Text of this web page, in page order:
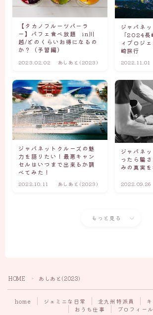
【タカノフルーツパーラ
ー】パフェ食べ放題 in川
越/どのくらいお得になるの
か？（予習編）
2023.02.02 あしあと(2023)
ジャパネ
「2024長
ィプロジ
崎旅行
2022.11.01
ジャパネットクルーズの魅
力を語りたい！最悪キャン
セルはいつまで出来るか調
べてみた！
2022.10.11 あしあと(2023)
ジャパネ
ったら騙
みの真実
2022.09.26
もっと見る
HOME ＞ あしあと(2023)
home ジェミニな日常 北九州特派員
おうち仕事
プロフィール